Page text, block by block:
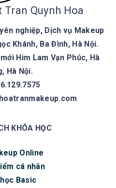
Quynh Hoa
nghiệp, Dịch vụ Makeup
Khánh, Ba Đình, Hà Nội.
Him Lam Vạn Phúc, Hà
Hà Nội.
KHÓA HỌC
Online
cá nhân
Basic